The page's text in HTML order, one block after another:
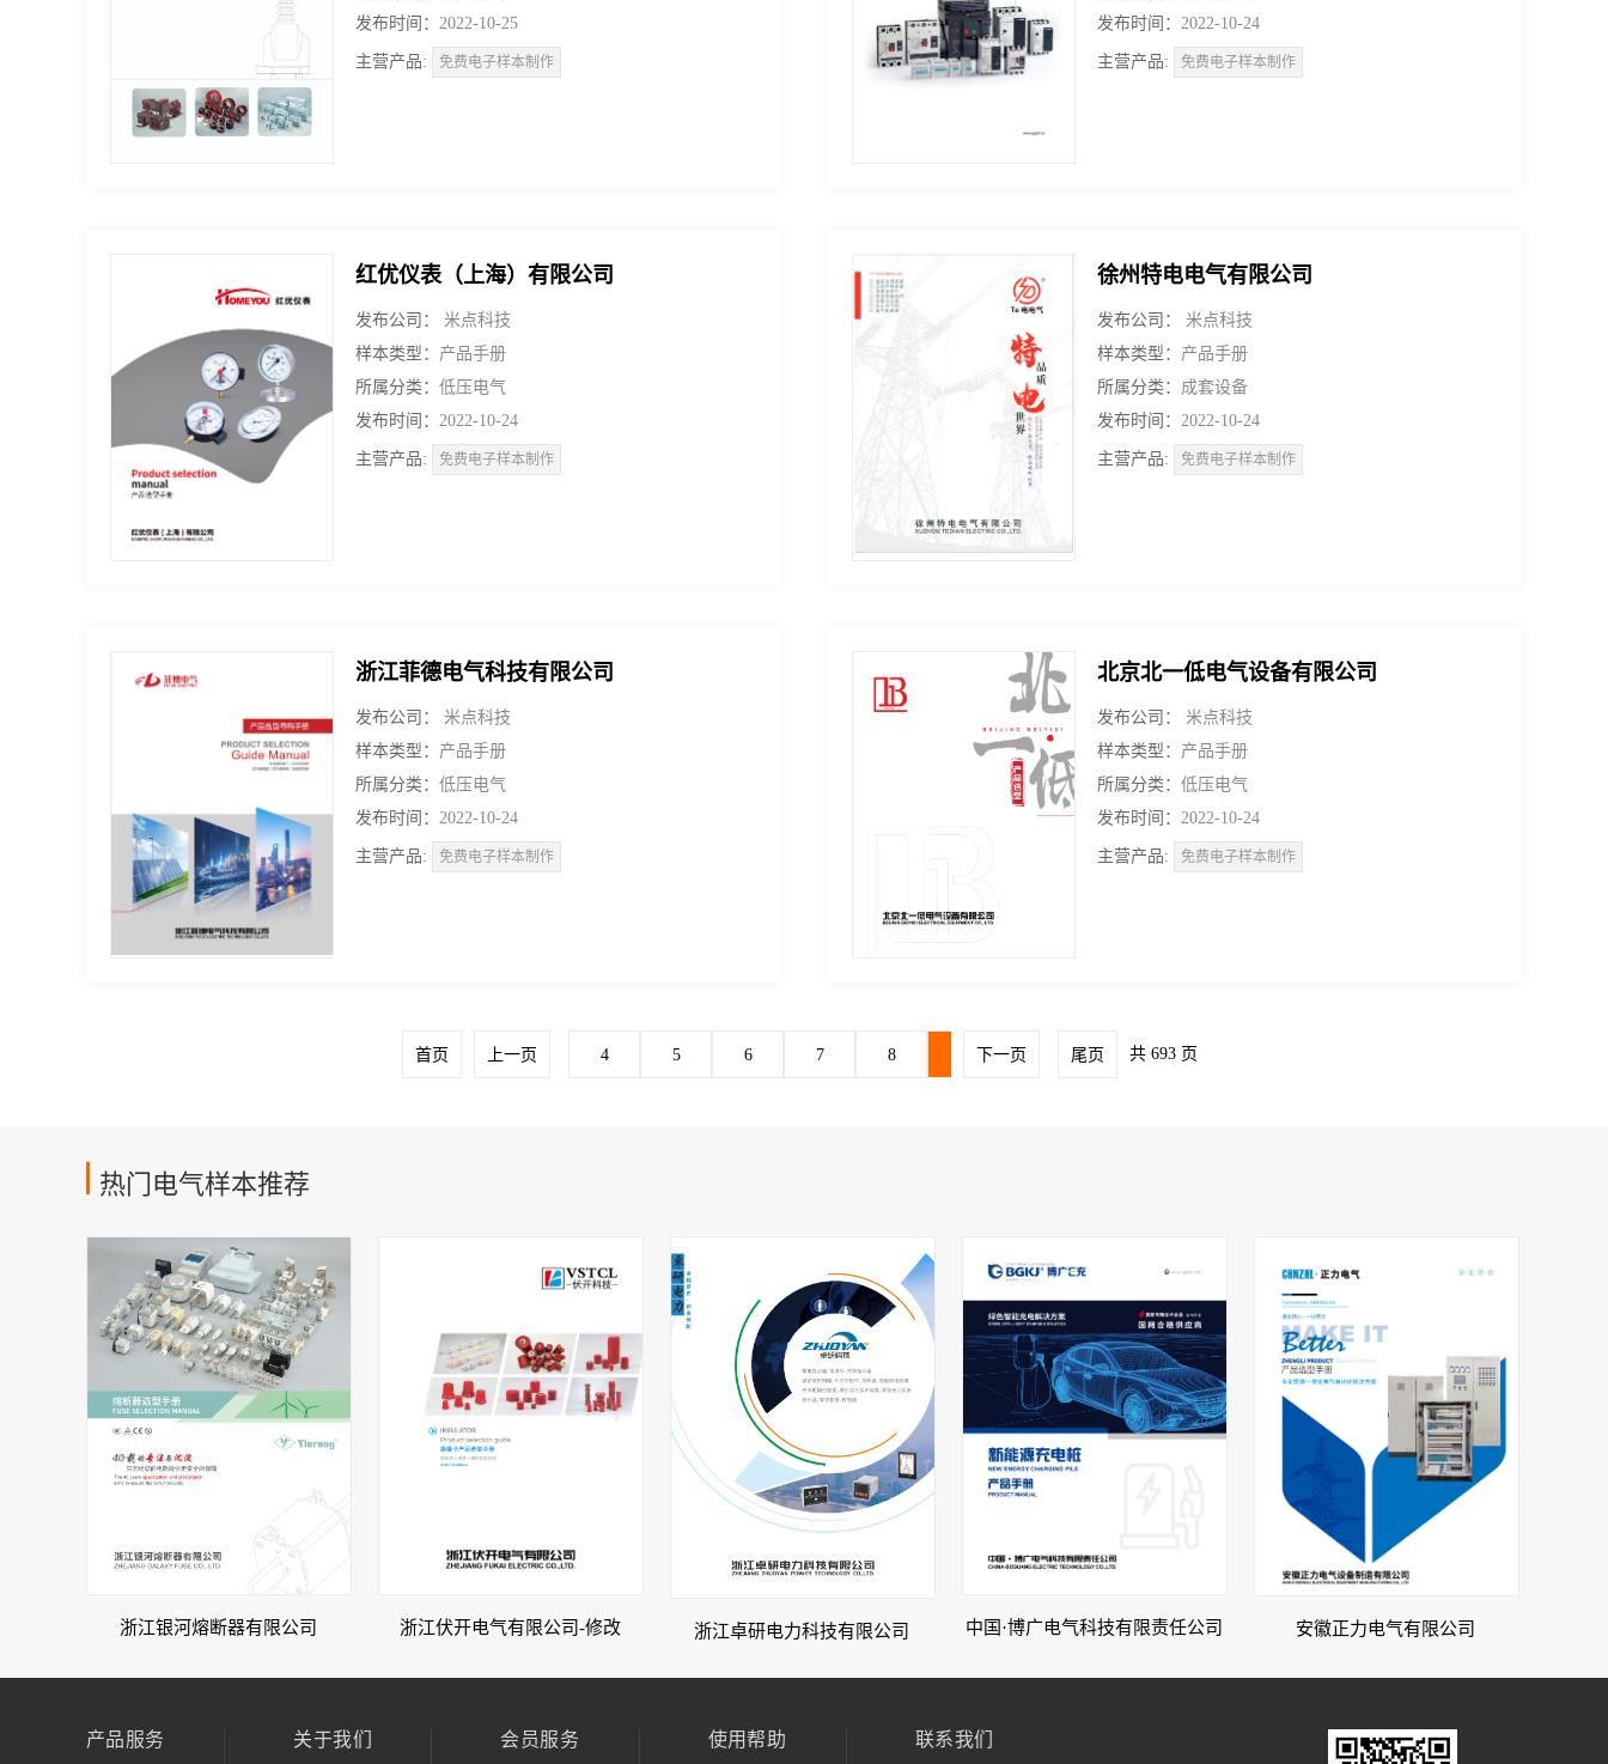
发布时间： 2022-10-25
主营产品: 免费电子样本制作
发布时间： 2022-10-24
主营产品: 免费电子样本制作
红优仪表（上海）有限公司
发布公司： 米点科技
样本类型： 产品手册
所属分类： 低压电气
发布时间： 2022-10-24
主营产品: 免费电子样本制作
徐州特电电气有限公司
发布公司： 米点科技
样本类型： 产品手册
所属分类： 成套设备
发布时间： 2022-10-24
主营产品: 免费电子样本制作
浙江菲德电气科技有限公司
发布公司： 米点科技
样本类型： 产品手册
所属分类： 低压电气
发布时间： 2022-10-24
主营产品: 免费电子样本制作
北京北一低电气设备有限公司
发布公司： 米点科技
样本类型： 产品手册
所属分类： 低压电气
发布时间： 2022-10-24
主营产品: 免费电子样本制作
首页 上一页 4 5 6 7 8 11 12
下一页 尾页 共 693 页
热门电气样本推荐
浙江银河熔断器有限公司 浙江伏开电气有限公司-修改 浙江卓研电力科技有限公司 中国·博广电气科技有限责任公司 安徽正力电气有限公司
产品服务 关于我们 会员服务 使用帮助 联系我们